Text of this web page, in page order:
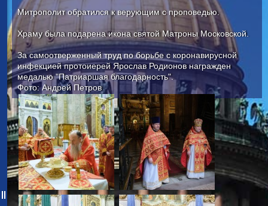
Митрополит обратился к верующим с проповедью.
Храму была подарена икона святой Матроны Московской.
За самоотверженный труд по борьбе с коронавирусной
инфекцией протоиерей Ярослав Родионов награжден
медалью "Патриаршая благодарность".
Фото: Андрей Петров